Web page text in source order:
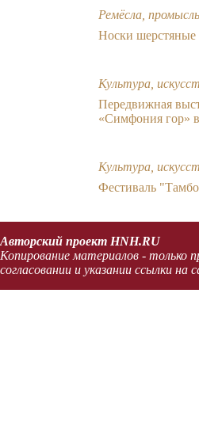
Ремёсла,
Носки шерстяные
Культура,
Передвижная
«Симфония гор»
Культура,
Фестиваль
Авторский проект HNH.RU
Копирование материалов - только
согласовании и указании ссылки на